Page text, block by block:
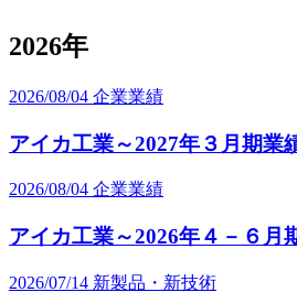
2026年
2026/08/04 企業業績
アイカ工業～2027年３月期業
2026/08/04 企業業績
アイカ工業～2026年４－６月
2026/07/14 新製品・新技術